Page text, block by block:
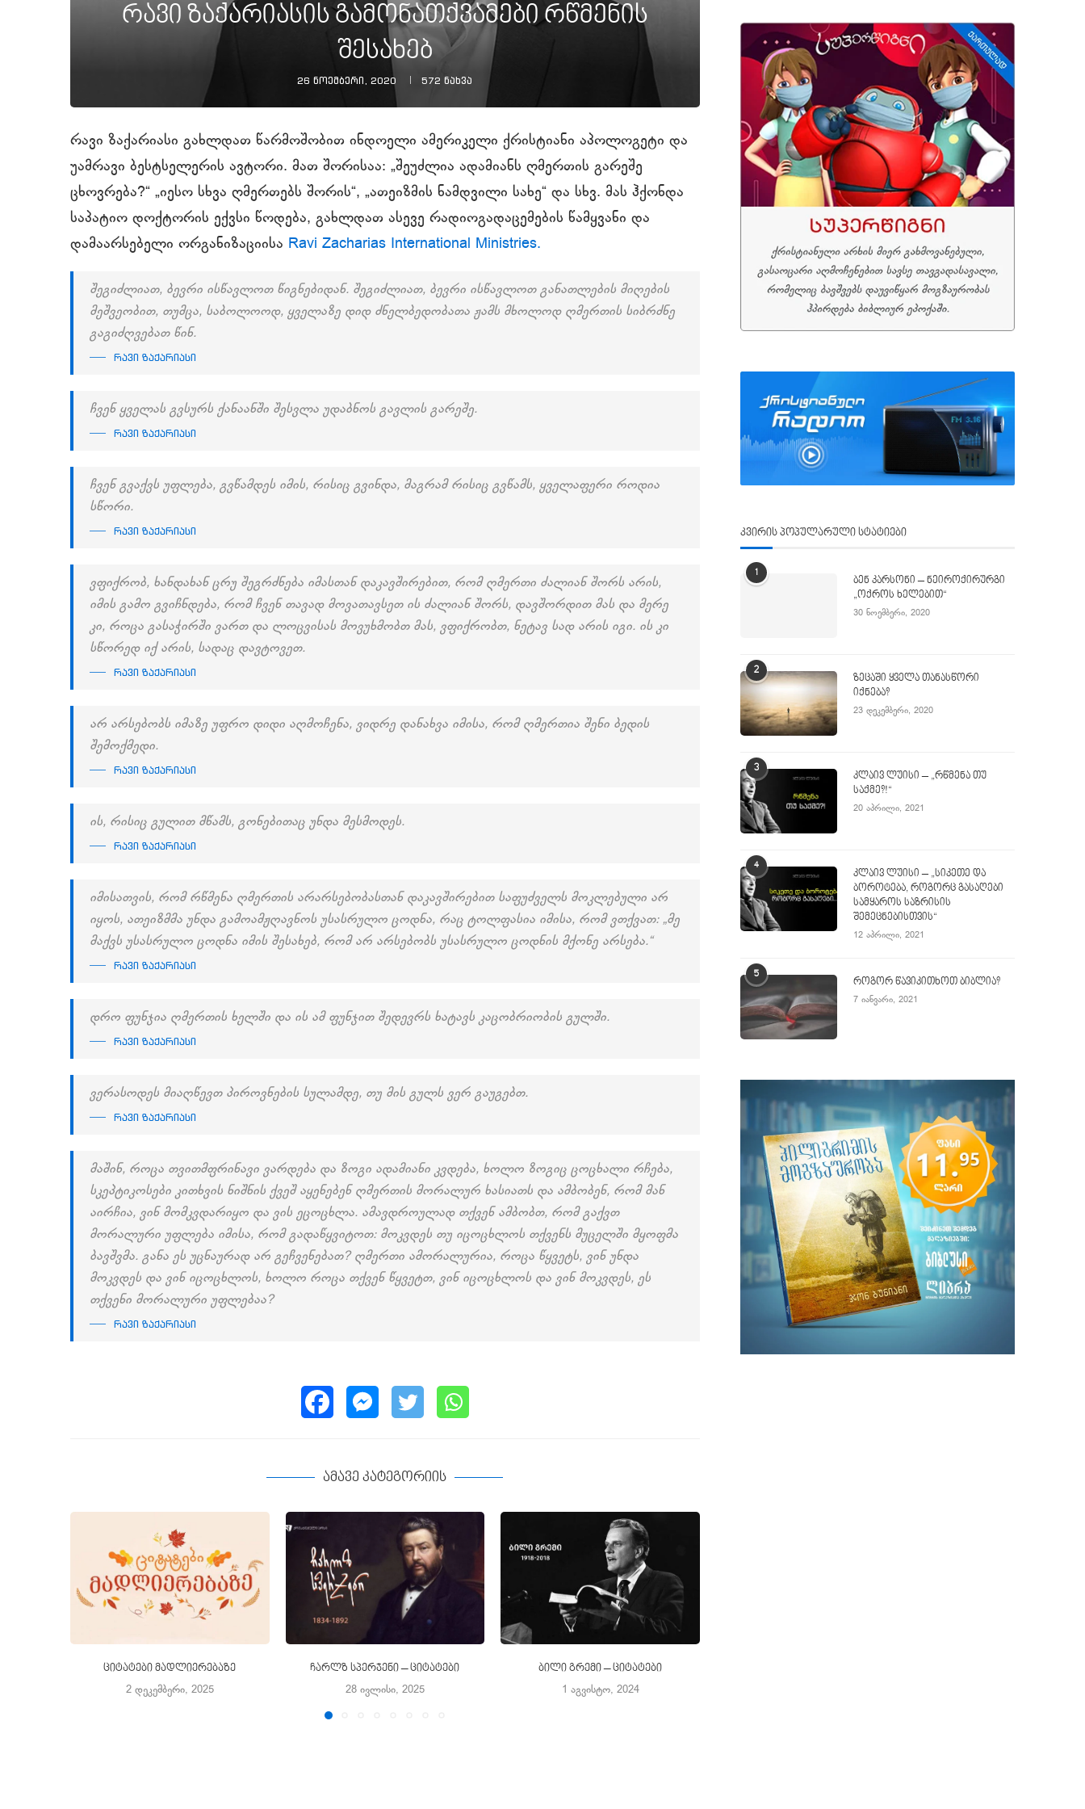
რავი ზაქარიასის გამონათქვამები რწმენის
შესახებ
26 ნოემბერი, 2020 572 ნახვა
რავი ზაქარიასი გახლდათ წარმოშობით ინდოელი ამერიკელი ქრისტიანი აპოლოგეტი და
უამრავი ბესტსელერის ავტორი. მათ შორისაა: „შეუძლია ადამიანს ღმერთის გარეშე
ცხოვრება?“ „იესო სხვა ღმერთებს შორის“, „ათეიზმის ნამდვილი სახე“ და სხვ. მას ჰქონდა
საპატიო დოქტორის ექვსი წოდება, გახლდათ ასევე რადიოგადაცემების წამყვანი და
დამაარსებელი ორგანიზაციისა Ravi Zacharias International Ministries.
შეგიძლიათ, ბევრი ისწავლოთ წიგნებიდან. შეგიძლიათ, ბევრი ისწავლოთ განათლების მიღების
მეშვეობით, თუმცა, საბოლოოდ, ყველაზე დიდ ძნელბედობათა ჟამს მხოლოდ ღმერთის სიბრძნე
გაგიძღვებათ წინ.
რავი ზაქარიასი
ჩვენ ყველას გვსურს ქანაანში შესვლა უდაბნოს გავლის გარეშე.
რავი ზაქარიასი
ჩვენ გვაქვს უფლება, გვწამდეს იმის, რისიც გვინდა, მაგრამ რისიც გვწამს, ყველაფერი როდია
სწორი.
რავი ზაქარიასი
ვფიქრობ, ხანდახან ცრუ შეგრძნება იმასთან დაკავშირებით, რომ ღმერთი ძალიან შორს არის,
იმის გამო გვიჩნდება, რომ ჩვენ თავად მოვათავსეთ ის ძალიან შორს, დავშორდით მას და მერე
კი, როცა გასაჭირში ვართ და ლოცვისას მოვუხმობთ მას, ვფიქრობთ, ნეტავ სად არის იგი. ის კი
სწორედ იქ არის, სადაც დავტოვეთ.
რავი ზაქარიასი
არ არსებობს იმაზე უფრო დიდი აღმოჩენა, ვიდრე დანახვა იმისა, რომ ღმერთია შენი ბედის
შემოქმედი.
რავი ზაქარიასი
ის, რისიც გულით მწამს, გონებითაც უნდა მესმოდეს.
რავი ზაქარიასი
იმისათვის, რომ რწმენა ღმერთის არარსებობასთან დაკავშირებით საფუძველს მოკლებული არ
იყოს, ათეიზმმა უნდა გამოამჟღავნოს უსასრულო ცოდნა, რაც ტოლფასია იმისა, რომ ვთქვათ: „მე
მაქვს უსასრულო ცოდნა იმის შესახებ, რომ არ არსებობს უსასრულო ცოდნის მქონე არსება.“
რავი ზაქარიასი
დრო ფუნჯია ღმერთის ხელში და ის ამ ფუნჯით შედევრს ხატავს კაცობრიობის გულში.
რავი ზაქარიასი
ვერასოდეს მიაღწევთ პიროვნების სულამდე, თუ მის გულს ვერ გაუგებთ.
რავი ზაქარიასი
მაშინ, როცა თვითმფრინავი ვარდება და ზოგი ადამიანი კვდება, ხოლო ზოგიც ცოცხალი რჩება,
სკეპტიკოსები კითხვის ნიშნის ქვეშ აყენებენ ღმერთის მორალურ ხასიათს და ამბობენ, რომ მან
აირჩია, ვინ მომკვდარიყო და ვის ეცოცხლა. ამავდროულად თქვენ ამბობთ, რომ გაქვთ
მორალური უფლება იმისა, რომ გადაწყვიტოთ: მოკვდეს თუ იცოცხლოს თქვენს მუცელში მყოფმა
ბავშვმა. განა ეს უცნაურად არ გეჩვენებათ? ღმერთი ამორალურია, როცა წყვეტს, ვინ უნდა
მოკვდეს და ვინ იცოცხლოს, ხოლო როცა თქვენ წყვეტთ, ვინ იცოცხლოს და ვინ მოკვდეს, ეს
თქვენი მორალური უფლებაა?
რავი ზაქარიასი
ამავე კატეგორიის
ციტატები მადლიერებაზე
2 დეკემბერი, 2025
ჩარლზ სპერჯენი – ციტატები
28 ივლისი, 2025
ბილი გრემი – ციტატები
1 აგვისტო, 2024
კვირის პოპულარული სტატიები
1
ბენ კარსონი – ნეიროქირურგი
„ოქროს ხელებით“
30 ნოემბერი, 2020
2
ზეცაში ყველა თანასწორი
იქნება?
23 დეკემბერი, 2020
3
კლაივ ლუისი – „რწმენა თუ
საქმე?!“
20 აპრილი, 2021
4
კლაივ ლუისი – „სიკეთე და
ბოროტება, როგორც გასაღები
სამყაროს საზრისის
შემეცნებისთვის“
12 აპრილი, 2021
5
როგორ წავიკითხოთ ბიბლია?
7 იანვარი, 2021